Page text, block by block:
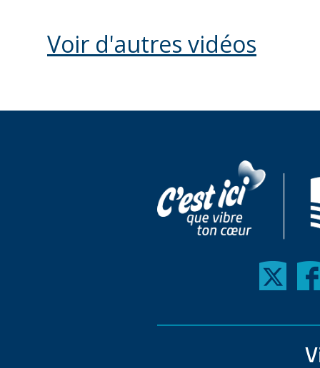
Voir d'autres vidéos